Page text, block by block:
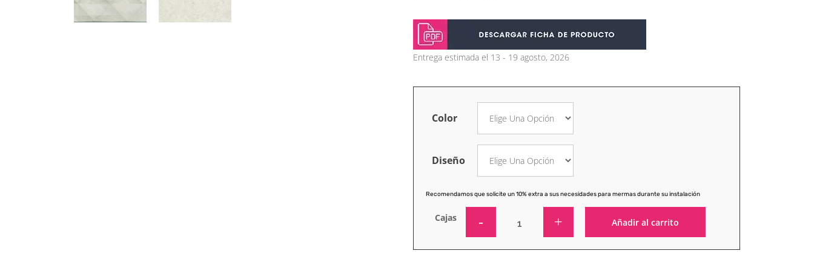
Entrega estimada el 13 - 19 agosto, 2026
Color
Diseño
Recomendamos que solicite un 10% extra a sus necesidades para mermas durante su instalación
Cajas
Añadir al carrito